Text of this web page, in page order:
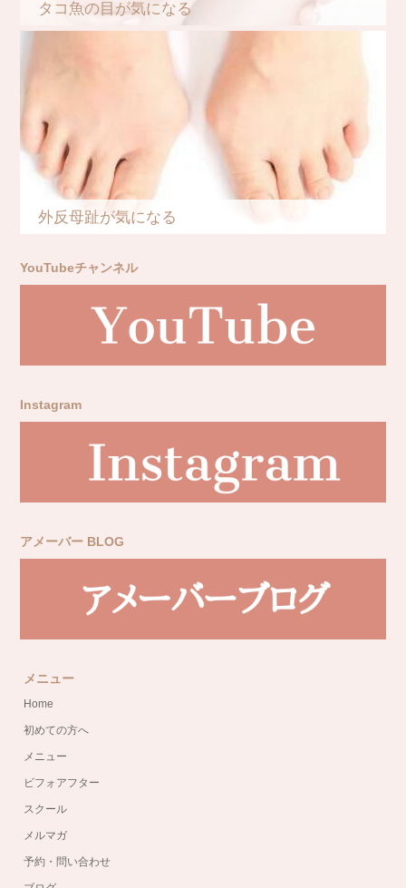
タコ魚の目が気になる
外反母趾が気になる
YouTubeチャンネル
Instagram
アメーバー BLOG
メニュー
Home
初めての方へ
メニュー
ビフォアフター
スクール
メルマガ
予約・問い合わせ